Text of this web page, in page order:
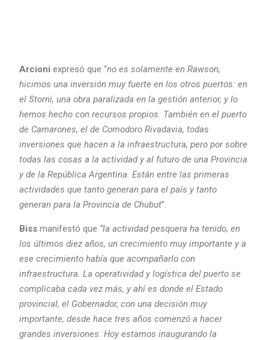
Arcioni expresó que “no es solamente en Rawson,
hicimos una inversión muy fuerte en los otros puertos: en
el Storni, una obra paralizada en la gestión anterior, y lo
hemos hecho con recursos propios. También en el puerto
de Camarones, el de Comodoro Rivadavia, todas
inversiones que hacen a la infraestructura, pero por sobre
todas las cosas a la actividad y al futuro de una Provincia
y de la República Argentina. Están entre las primeras
actividades que tanto generan para el país y tanto
generan para la Provincia de Chubut”.
Bissmanifestó que “la actividad pesquera ha tenido, en
los últimos diez años, un crecimiento muy importante y a
ese crecimiento había que acompañarlo con
infraestructura. La operatividad y logística del puerto se
complicaba cada vez más, y ahí es donde el Estado
provincial, el Gobernador, con una decisión muy
importante, desde hace tres años comenzó a hacer
grandes inversiones. Hoy estamos inaugurando la